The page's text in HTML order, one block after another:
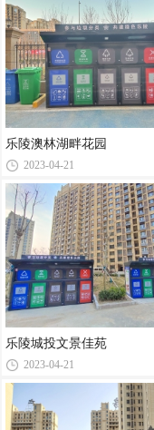
乐陵澳林湖畔花园
2023-04-21
乐陵城投文景佳苑
2023-04-21